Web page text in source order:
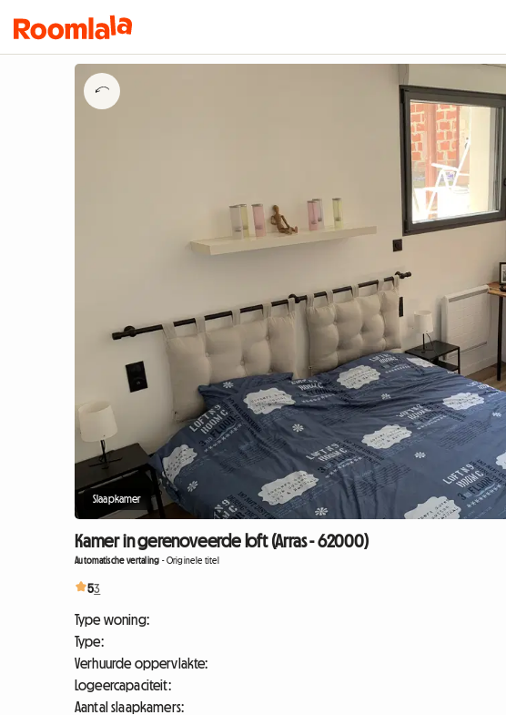
Slaapkamer
Kamer in gerenoveerde loft (Arras - 62000)
Automatische vertaling -Originele titel
53
Type woning:
Type:
Verhuurde oppervlakte:
Logeercapaciteit:
Aantal slaapkamers: